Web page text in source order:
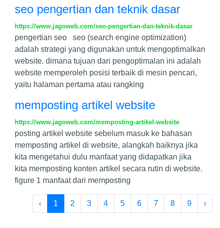
seo pengertian dan teknik dasar
https://www.jagoweb.com/seo-pengertian-dan-teknik-dasar
pengertian seo seo (search engine optimization)
adalah strategi yang digunakan untuk mengoptimalkan
website. dimana tujuan dari pengoptimalan ini adalah
website memperoleh posisi terbaik di mesin pencari,
yaitu halaman pertama atau rangking
memposting artikel website
https://www.jagoweb.com/memposting-artikel-website
posting artikel website sebelum masuk ke bahasan
memposting artikel di website, alangkah baiknya jika
kita mengetahui dulu manfaat yang didapatkan jika
kita memposting konten artikel secara rutin di website.
figure 1 manfaat dari memposting
‹ 1 2 3 4 5 6 7 8 9 ›